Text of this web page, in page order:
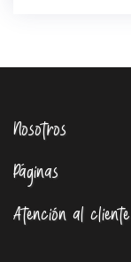
Nosotros
Páginas
Atención al cliente